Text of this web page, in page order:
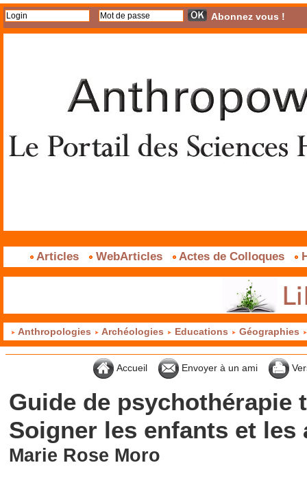
Abonnez vous !
Articles WebArticles Actes de Colloques
Anthropologies Archéologies Educations Géographies
Accueil Envoyer à un ami
Guide de psychothérapie
Soigner les enfants et les
Marie Rose Moro